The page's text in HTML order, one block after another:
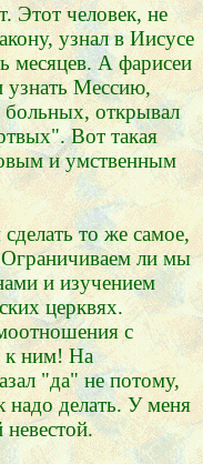
Этот человек, не
узнал в Иисусе
месяцев. А фарисеи
узнать Мессию,
больных, открывал
Вот такая
и умственным
то же самое,
Ограничиваем ли мы
и изучением
церквях.
с
к ним! На
"да" не потому,
надо делать. У меня